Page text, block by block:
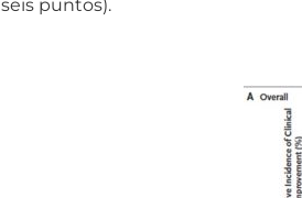
seis puntos).